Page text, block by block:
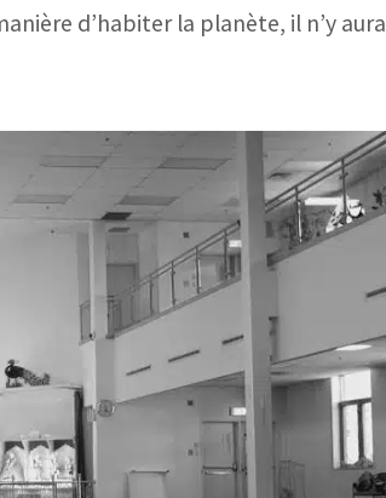
d’habiter la planète, il n’y aura